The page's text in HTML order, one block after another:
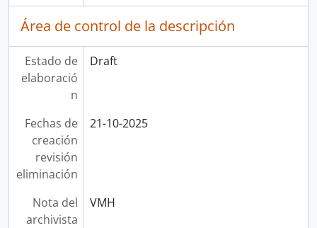
Área de control de la descripción
Estado de
elaboració
n
Draft
Fechas de
creación
revisión
eliminación
21-10-2025
Nota del
archivista
VMH